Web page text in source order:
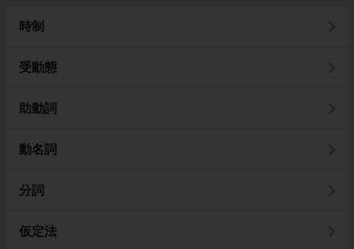
時制
受動態
助動詞
動名詞
分詞
仮定法